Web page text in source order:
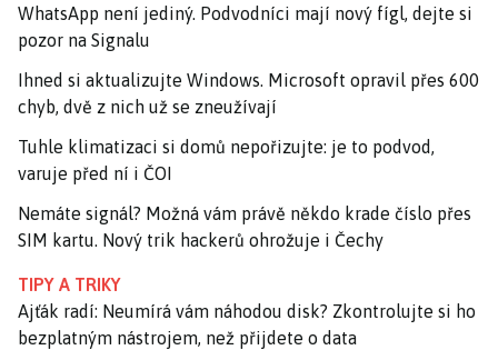
WhatsApp není jediný. Podvodníci mají nový fígl, dejte si
pozor na Signalu
Ihned si aktualizujte Windows. Microsoft opravil přes 600
chyb, dvě z nich už se zneužívají
Tuhle klimatizaci si domů nepořizujte: je to podvod,
varuje před ní i ČOI
Nemáte signál? Možná vám právě někdo krade číslo přes
SIM kartu. Nový trik hackerů ohrožuje i Čechy
TIPY A TRIKY
Ajťák radí: Neumírá vám náhodou disk? Zkontrolujte si ho
bezplatným nástrojem, než přijdete o data